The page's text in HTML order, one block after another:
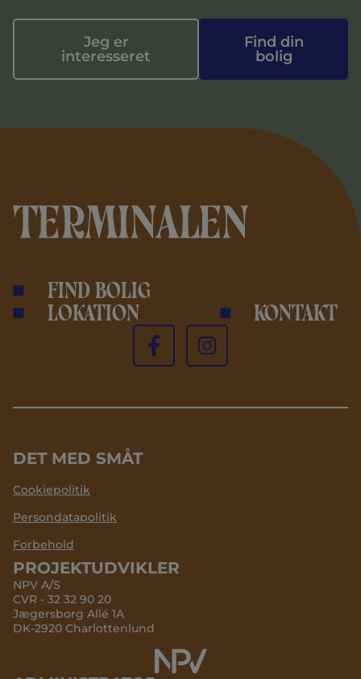
Jeg er
interesseret
Find din
bolig
Find bolig
Lokation Kontakt
DET MED SMÅT
Cookiepolitik
Persondatapolitik
Forbehold
PROJEKTUDVIKLER
NPV A/S
CVR - 32 32 90 20
Jægersborg Allé 1A
DK-2920 Charlottenlund